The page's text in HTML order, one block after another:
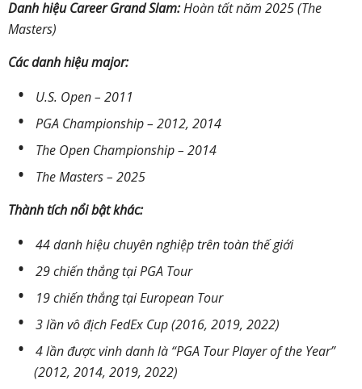
Danh hiệu Career Grand Slam:Hoàn tất năm 2025 (The
Masters)
Các danh hiệu major:
U.S. Open – 2011
PGA Championship – 2012, 2014
The Open Championship – 2014
The Masters – 2025
Thành tích nổi bật khác:
44 danh hiệu chuyên nghiệp trên toàn thế giới
29 chiến thắng tại PGA Tour
19 chiến thắng tại European Tour
3 lần vô địch FedEx Cup (2016, 2019, 2022)
4 lần được vinh danh là “PGA Tour Player of the Year”
(2012, 2014, 2019, 2022)